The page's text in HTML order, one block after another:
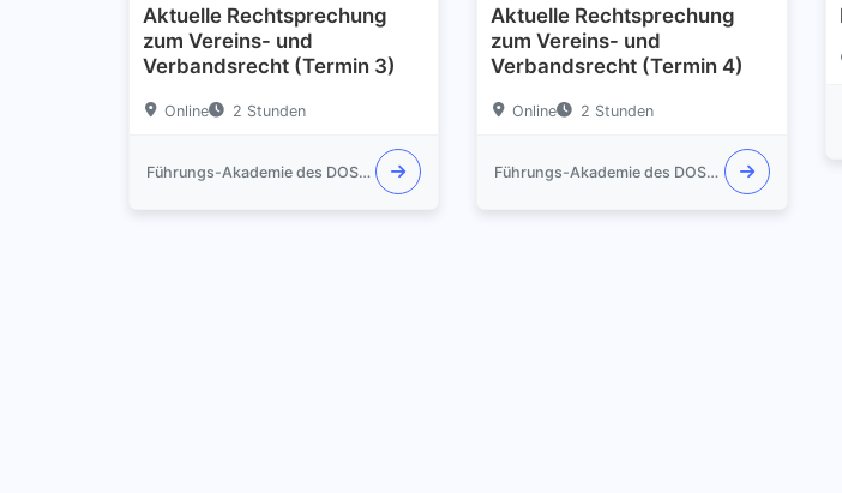
Aktuelle Rechtsprechung
zum Vereins- und
Verbandsrecht (Termin 3)
Online 2 Stunden
Führungs-Akademie des DOSB e.V.
Aktuelle Rechtsprechung
zum Vereins- und
Verbandsrecht (Termin 4)
Online 2 Stunden
Führungs-Akademie des DOSB e.V.